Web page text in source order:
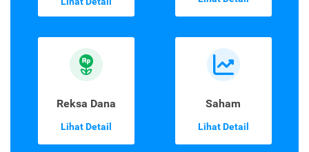
Reksa Dana
Lihat Detail
Saham
Lihat Detail